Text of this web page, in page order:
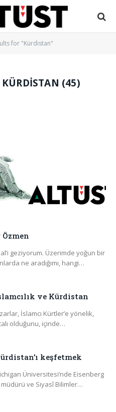
for "Kürdistan"
KÜRDISTAN (45)
geziyorum. Üzerimde yoğun bir
ne aradığımı, hangi…
ve Kürdistan
İslamcı Kürtler’e yönelik,
olduğunu, içinde…
keşfetmek
Üniversitesi’nde Eisenberg
müdürü ve Siyasî Bilimler…